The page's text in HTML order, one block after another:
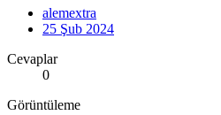
alemextra
25 Şub 2024
Cevaplar
0
Görüntüleme